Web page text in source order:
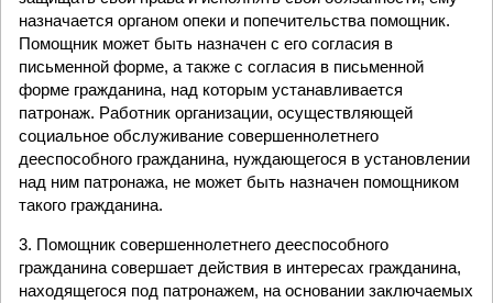
назначается органом опеки и попечительства помощник.
Помощник может быть назначен с его согласия в
письменной форме, а также с согласия в письменной
форме гражданина, над которым устанавливается
патронаж. Работник организации, осуществляющей
социальное обслуживание совершеннолетнего
дееспособного гражданина, нуждающегося в установлении
над ним патронажа, не может быть назначен помощником
такого гражданина.
3. Помощник совершеннолетнего дееспособного
гражданина совершает действия в интересах гражданина,
находящегося под патронажем, на основании заключаемых